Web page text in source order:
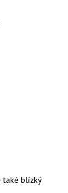
také blízký